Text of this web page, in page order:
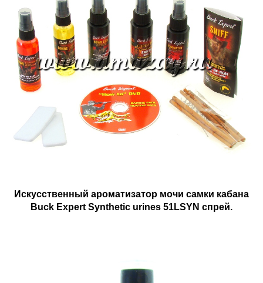
Искусственный ароматизатор мочи самки кабана
Buck Expert Synthetic urines 51LSYN спрей.